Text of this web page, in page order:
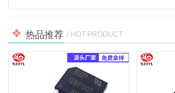
热品推荐 / HOT PRODUCT